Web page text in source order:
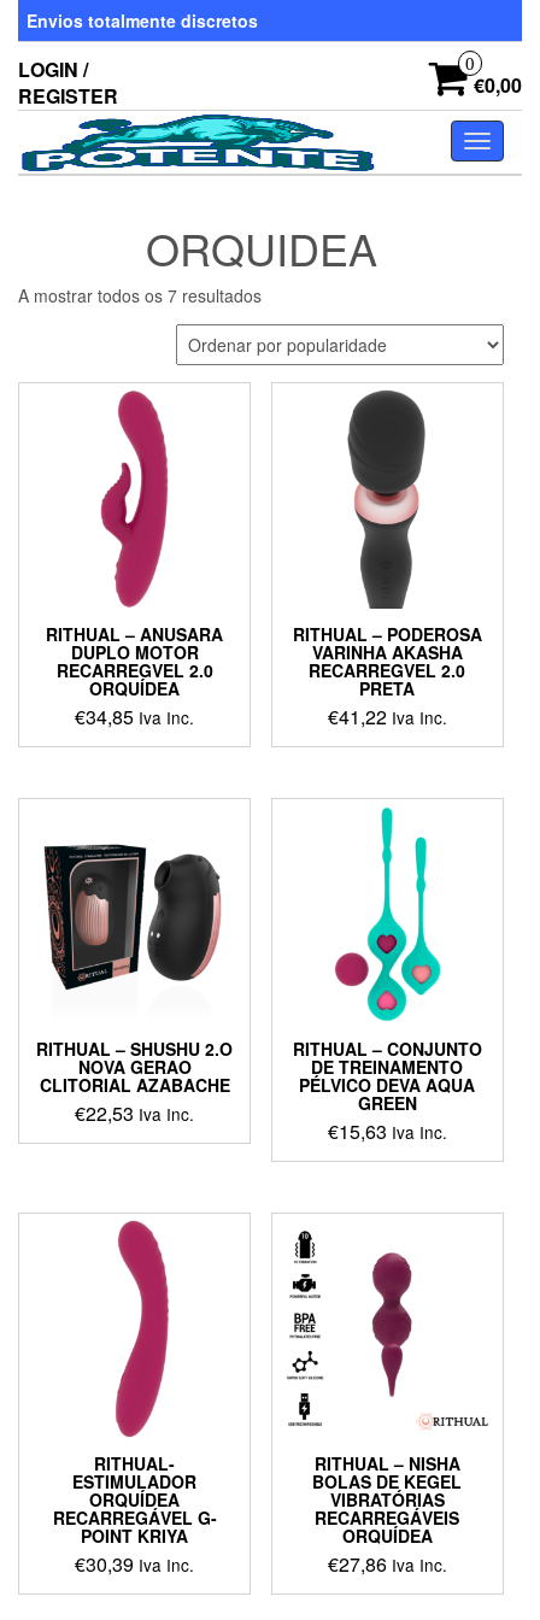
Skip
the
content
Envios totalmente discretos
LOGIN /
REGISTER
0
€0,00
Toggle
ORQUIDEA
A mostrar todos os 7 resultadosOrdenado
por
popularidade
RITHUAL – ANUSARA
DUPLO MOTOR
RECARREGVEL 2.0
ORQUÍDEA
€34,85 Iva Inc.
This
has
variants.
The
options
may
be
chosen
product
page
RITHUAL – PODEROSA
VARINHA AKASHA
RECARREGVEL 2.0
PRETA
€41,22 Iva Inc.
RITHUAL – SHUSHU 2.O
NOVA GERAO
CLITORIAL AZABACHE
€22,53 Iva Inc.
This
multiple
variants.
The
options
may
be
chosen
the
product
page
RITHUAL – CONJUNTO
DE TREINAMENTO
PÉLVICO DEVA AQUA
GREEN
€15,63 Iva Inc.
This
has
variants.
The
options
may
be
chosen
product
page
RITHUAL-
ESTIMULADOR
ORQUÍDEA
RECARREGÁVEL G-
POINT KRIYA
€30,39 Iva Inc.
This
RITHUAL – NISHA
BOLAS DE KEGEL
VIBRATÓRIAS
RECARREGÁVEIS
ORQUÍDEA
€27,86 Iva Inc.
This